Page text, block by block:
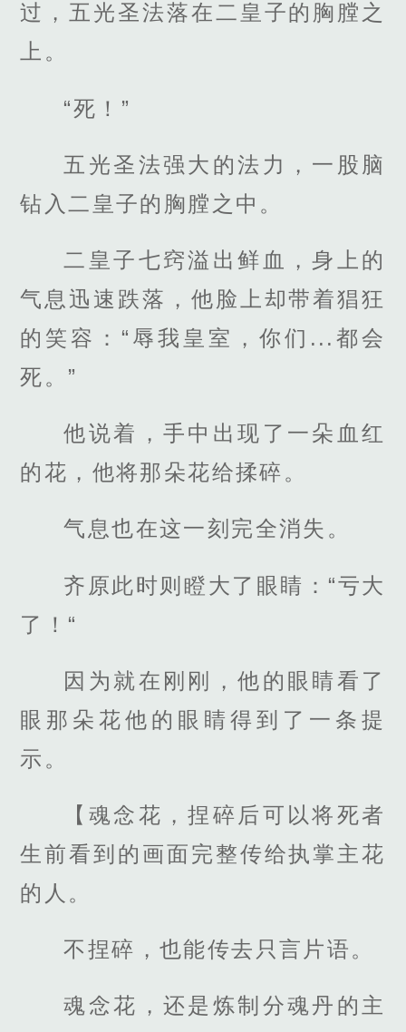
过，五光圣法落在二皇子的胸膛之
上。
“死！”
五光圣法强大的法力，一股脑
钻入二皇子的胸膛之中。
二皇子七窍溢出鲜血，身上的
气息迅速跌落，他脸上却带着猖狂
的笑容：“辱我皇室，你们...都会
死。”
他说着，手中出现了一朵血红
的花，他将那朵花给揉碎。
气息也在这一刻完全消失。
齐原此时则瞪大了眼睛：“亏大
了！“
因为就在刚刚，他的眼睛看了
眼那朵花他的眼睛得到了一条提
示。
【魂念花，捏碎后可以将死者
生前看到的画面完整传给执掌主花
的人。
不捏碎，也能传去只言片语。
魂念花，还是炼制分魂丹的主